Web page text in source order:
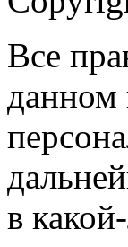
Все
данном
в